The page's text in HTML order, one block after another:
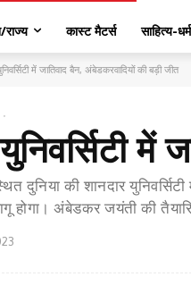
कास्ट मैटर्स साहित्य-धर्म
में जातिवाद बैन, अंबेडकरवादियों की बड़ी जीत
युनिवर्सिटी
दुनिया की शानदार
होगा। अंबेडकर जयंती की